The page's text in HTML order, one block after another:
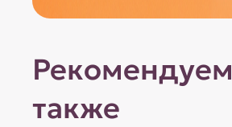
Рекомендуем
также